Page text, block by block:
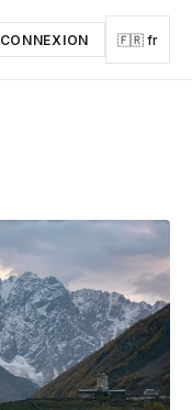
CONNEXION 🇫🇷 fr